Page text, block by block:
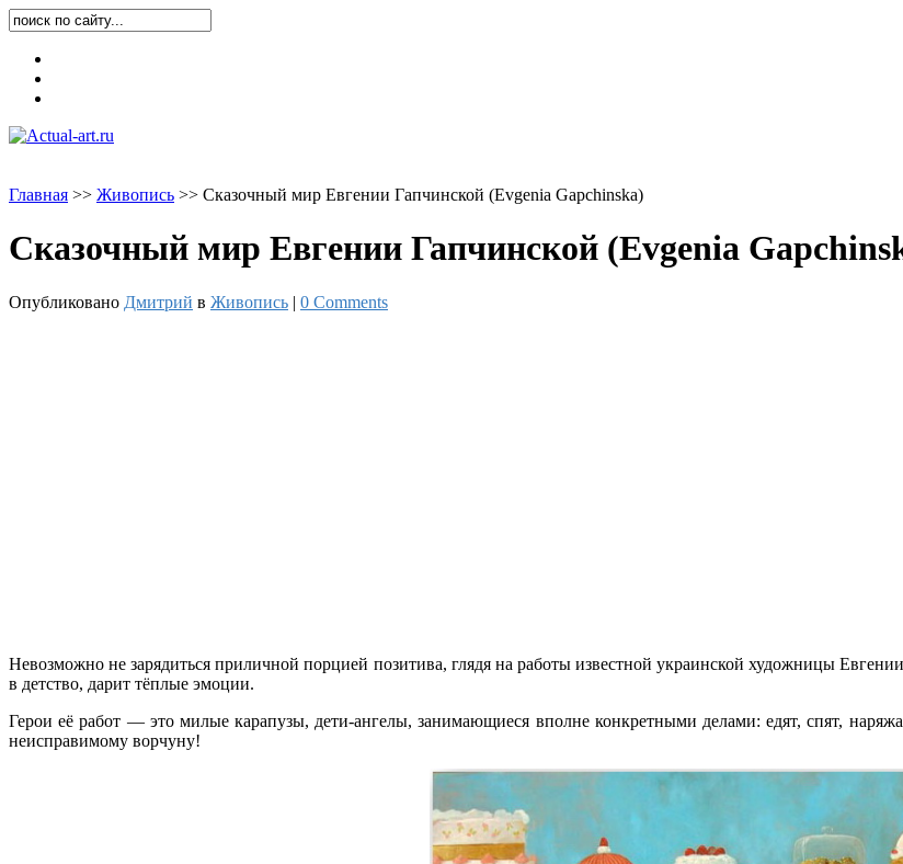
Главная >> Живопись >> Сказочный мир Евгении Гапчинской (Evgenia Gapchinska)
Сказочный мир Евгении Гапчинской (Evgenia
Опубликовано Дмитрий в Живопись | 0 Comments
Невозможно не зарядиться приличной порцией позитива, глядя на работы известной украинской художницы
в детство, дарит тёплые эмоции.
Герои её работ — это милые карапузы, дети-ангелы, занимающиеся вполне конкретными делами: едят, спят,
неисправимому ворчуну!